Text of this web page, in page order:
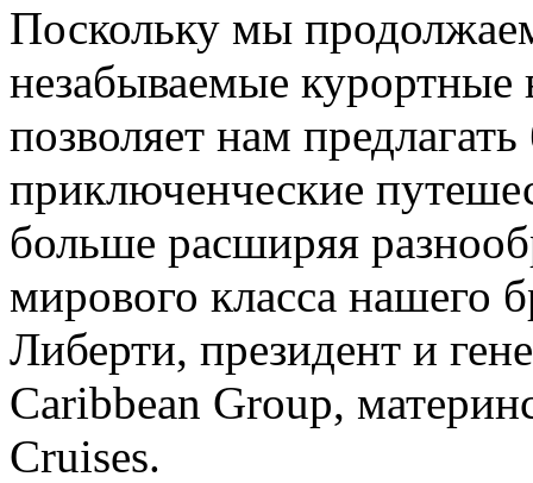
Поскольку мы
незабываемые курортные
позволяет нам
приключенческие
больше расширяя
мирового класса нашего
Либерти, президент и
Caribbean Group,
Cruises.